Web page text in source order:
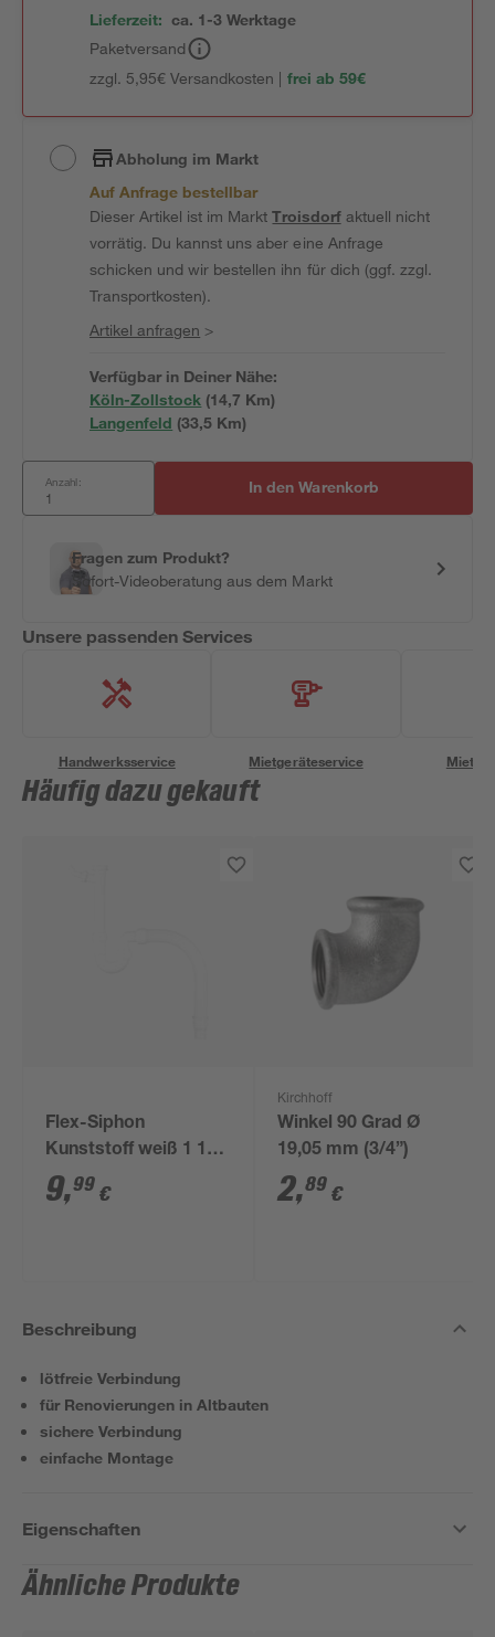
Lieferzeit: ca. 1-3 Werktage
Paketversand
zzgl. 5,95€ Versandkosten | frei ab 59€
Abholung im Markt
Auf Anfrage bestellbar
Dieser Artikel ist im MarktTroisdorfaktuell nicht
vorrätig. Du kannst uns aber eine Anfrage
schicken und wir bestellen ihn für dich (ggf. zzgl.
Transportkosten).
Artikel anfragen >
Verfügbar in Deiner Nähe:
Köln-Zollstock (14,7 Km)
Langenfeld (33,5 Km)
Anzahl: In den Warenkorb
Fragen zum Produkt?
Sofort-Videoberatung aus dem Markt
Unsere passenden Services
Handwerksservice Mietgeräteservice
Häufig dazu gekauft
Flex-Siphon
Kunststoff weiß 1 1/2'
x 40/50 mm
9,99 €
Kirchhoff
Winkel 90 Grad Ø
19,05 mm (3/4”)
2,89 €
Beschreibung
lötfreie Verbindung
für Renovierungen in Altbauten
sichere Verbindung
einfache Montage
Eigenschaften
Ähnliche Produkte